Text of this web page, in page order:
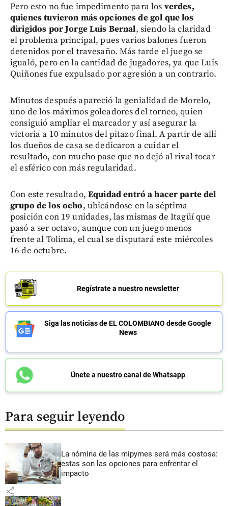
Pero esto no fue impedimento para los verdes,
quienes tuvieron más opciones de gol que los
dirigidos por Jorge Luis Bernal, siendo la claridad
el problema principal, pues varios balones fueron
detenidos por el travesaño. Más tarde el juego se
igualó, pero en la cantidad de jugadores, ya que Luis
Quiñones fue expulsado por agresión a un contrario.
Minutos después apareció la genialidad de Morelo,
uno de los máximos goleadores del torneo, quien
consiguió ampliar el marcador y así asegurar la
victoria a 10 minutos del pitazo final. A partir de allí
los dueños de casa se dedicaron a cuidar el
resultado, con mucho pase que no dejó al rival tocar
el esférico con más regularidad.
Con este resultado, Equidad entró a hacer parte del
grupo de los ocho, ubicándose en la séptima
posición con 19 unidades, las mismas de Itagüí que
pasó a ser octavo, aunque con un juego menos
frente al Tolima, el cual se disputará este miércoles
16 de octubre.
Regístrate a nuestro newsletter
Siga las noticias de EL COLOMBIANO desde Google
News
Únete a nuestro canal de Whatsapp
Para seguir leyendo
La nómina de las mipymes será más costosa:
estas son las opciones para enfrentar el
impacto
share